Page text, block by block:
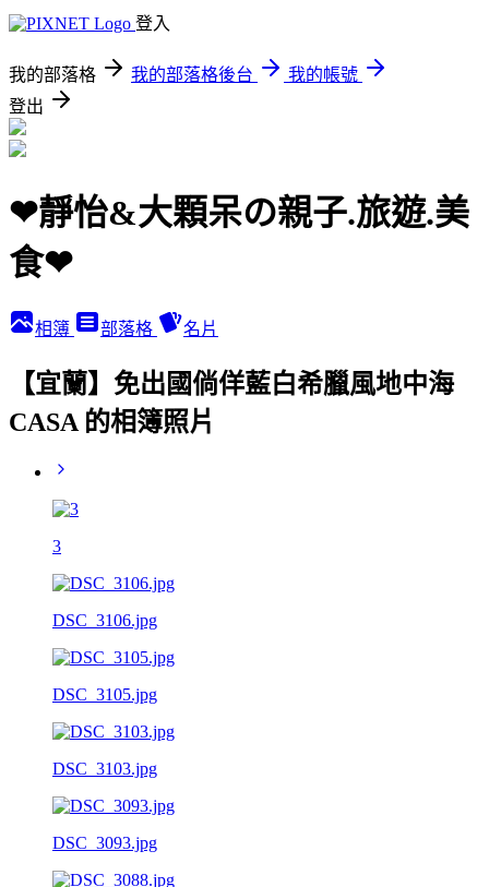
登入
我的部落格 我的部落格後台
我的帳號
登出
❤靜怡&大顆呆の親子.旅遊.美
食❤
相簿 部落格 名片
【宜蘭】免出國倘佯藍白希臘風地中海
CASA 的相簿照片
3
DSC_3106.jpg
DSC_3105.jpg
DSC_3103.jpg
DSC_3093.jpg